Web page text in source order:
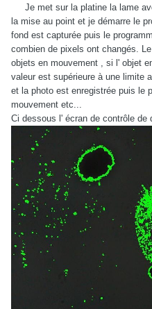
Je met sur la platine la lame
la mise au point et je démarre le
fond est capturée puis le
combien de pixels ont changés.
objets en mouvement , si l' objet
valeur est supérieure à une limite
et la photo est enregistrée puis le
mouvement etc...
Ci dessous l' écran de contrôle de